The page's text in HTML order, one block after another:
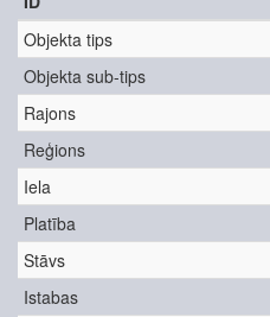
Objekta tips
Objekta sub-tips
Rajons
Reģions
Iela
Platība
Stāvs
Istabas